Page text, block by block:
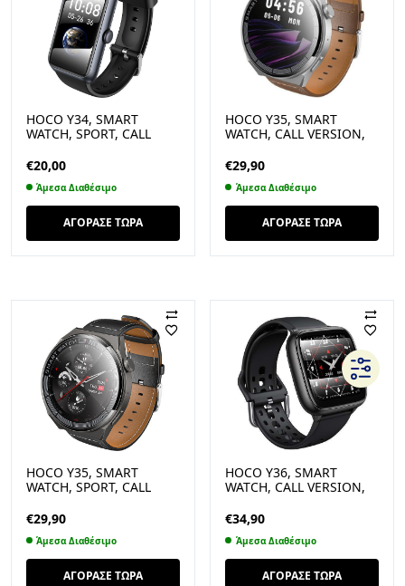
HOCO Y34, SMART
WATCH, SPORT, CALL
€20,00
Άμεσα Διαθέσιμο
ΑΓΟΡΑΣΕ ΤΩΡΑ
HOCO Y35, SMART
WATCH, CALL VERSION,
€29,90
Άμεσα Διαθέσιμο
ΑΓΟΡΑΣΕ ΤΩΡΑ
HOCO Y35, SMART
WATCH, SPORT, CALL
€29,90
Άμεσα Διαθέσιμο
ΑΓΟΡΑΣΕ ΤΩΡΑ
HOCO Y36, SMART
WATCH, CALL VERSION,
€34,90
Άμεσα Διαθέσιμο
ΑΓΟΡΑΣΕ ΤΩΡΑ